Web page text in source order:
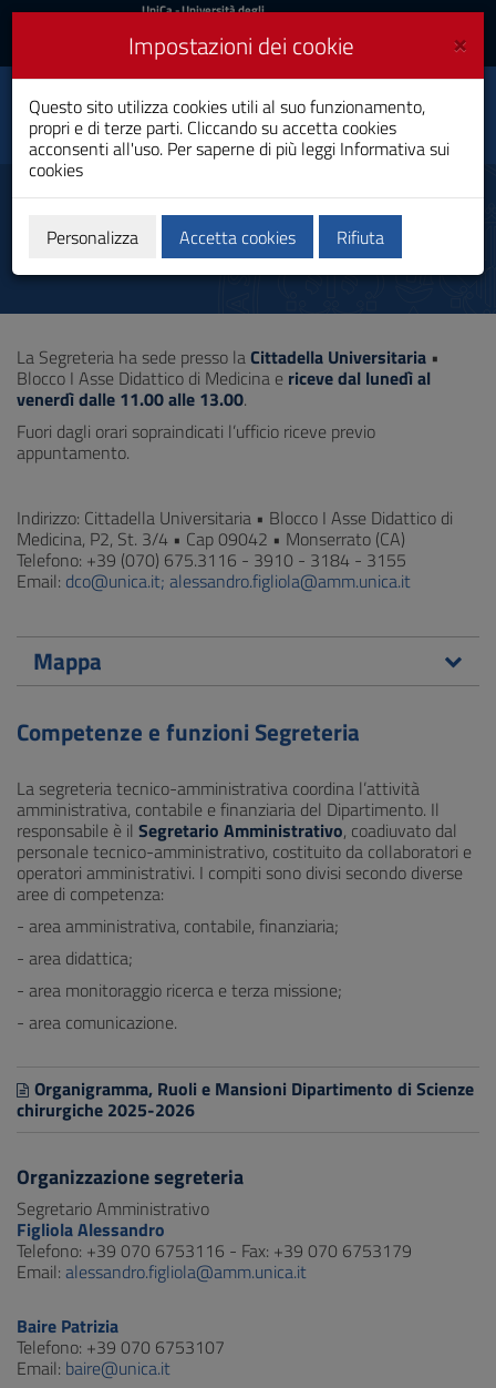
Vai
al
navigazione
sito
al
Footer
UniCa
Accedi
UniCa- Università degli
Accedi UniCA News
Toggle
navigation
Dipartimento di Scienze
Chirurgiche
Segreteria
La Segreteria ha sede presso laCittadella Universitaria •
Blocco I Asse Didattico di Medicina e riceve dal lunedì al
venerdì dalle 11.00 alle 13.00.
Fuori dagli orari sopraindicati l’ufficio riceve previo
appuntamento.
Indirizzo: Cittadella Universitaria • Blocco I Asse Didattico di
Medicina, P2, St. 3/4 • Cap 09042 • Monserrato (CA)
Telefono: +39 (070) 675.3116 - 3910 - 3184 - 3155
Email: dco@unica.it; alessandro.figliola@amm.unica.it
Mappa
Competenze e funzioni Segreteria
La segreteria tecnico-amministrativa coordina l’attività
amministrativa, contabile e finanziaria del Dipartimento. Il
responsabile è il Segretario Amministrativo, coadiuvato dal
personale tecnico-amministrativo, costituito da collaboratori e
operatori amministrativi. I compiti sono divisi secondo diverse
aree di competenza:
- area amministrativa, contabile, finanziaria;
- area didattica;
- area monitoraggio ricerca e terza missione;
- area comunicazione.
Organigramma, Ruoli e Mansioni Dipartimento di Scienze
chirurgiche 2025-2026
Organizzazione segreteria
Segretario Amministrativo
Figliola Alessandro
Telefono: +39 070 6753116 - Fax: +39 070 6753179
Email: alessandro.figliola@amm.unica.it
Baire Patrizia
Telefono: +39 070 6753107
Email: baire@unica.it
×
Impostazioni dei cookie
Questo sito utilizza cookies utili al suo funzionamento,
propri e di terze parti. Cliccando su accetta cookies
acconsenti all'uso. Per saperne di più leggi Informativa sui
cookies
Personalizza Accetta cookies Rifiuta